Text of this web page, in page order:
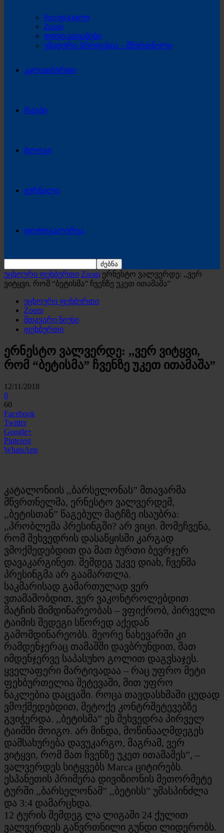
Pro-ფ(ა)ილი
Zoom
დიდი ათიანები
უმადური პროფესია – მწვრთნელი
კალათბურთი
რაგბი
ბლოგი
ჟურნალი
ფოტოგალერეა
უცხოური ფეხბურთი Zoom ერნესტო ვალვერდე: ,,ვერ
ვიტყვი, რომ “ბეტისმა” ჩვენზე უკეთ ითამაშა”
უცხოური ფეხბურთი
Zoom
მთავარი ნიუსი
ფეხბურთი
ერნესტო ვალვერდე: ,,ვერ ვიტყვი,
რომ “ბეტისმა” ჩვენზე უკეთ ითამაშა”
12/11/2018
0
60
Facebook
Twitter
Google+
Pinterest
WhatsApp
კატალონიის ,,ბარსელონას” მთავარმა
მწვრთნელმა, ერნესტო ვალვერდემ,
,,ბეტისთან” წაგებულ მატჩზე ისაუბრა:
,,პრობლემა პრესინგში? არ ვიცი. მომეჩვენა,
რომ შეხვედრის დასაწყისში კარგად
ვმოქმედებდით და მათ ბურთი ბევრჯერ
დავაკარგინეთ. შემდეგ უკვე დიახ, ჩვენმა
პრესინგმა არ გაამართლა.
საკმარისად გამართულად ვერ
ვთამაშობდით, ვერ ვაკონტროლებდით
მატჩის მიმდინარეობას – ვფიქრობ, პირველი
ტაიმის შედეგი სწორედ აქედან
გამომდინარეობს. მეორე ნახევარში კი
რამდენჯერაც თამაშში დავბრუნდით, მათ
იმდენჯერვე საპასუხო გოლით დაგვსაჯეს.
ყველაფერი მარტივადაა – რაც უფრო მეტი
ფეხბურთელია შეტევაში, მით უფრო
ნაკლებია დაცვაში. როცა თავდასხმაში ცუდად
ვმოქმედებდით, მეტოქე კონტრშეტევებზე
გვიჭერდა. ,,ბეტისმა” ეს შეხვედრა პირველ
ტაიმში მოიგო. არ მინდა, მოწინააღმდეგეს
დამსახურება დავუკარგო, მაგრამ, ვერ
ვიტყვი, რომ მათ ჩვენზე უკეთ ითამაშეს”, –
ვალვერდეს სიტყვებს Marca ციტირებს.
ესპანეთის პრიმერა დივიზიონის მეთორმეტე
ტურში ,,ბარსელონამ” ,,ბეტისს” უმასპინძლა
და 3:4 დამარცხდა.
12 ტურის შემდეგ ლა ლიგაში 24 ქულით
ვალვერდეს გაწვრთნილი გუნდი ლიდერობს.